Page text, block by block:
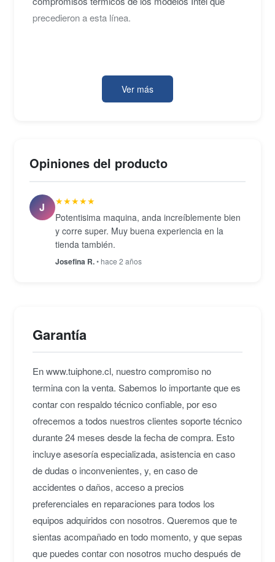
precedieron a esta línea.
mantiene el factor de forma compacto que
caracteriza al Mac Mini, mientras que la
(802.11ax) y Bluetooth 5.0 completan el conjunto
ecosistema Mac y buscan una unidad de escritorio
silenciosa y densa en rendimiento, este Mac Mini
seminuevo representa una incorporación directa y
sin fricciones.
Ver más
Opiniones del producto
J
★★★★★
Potentisima maquina, anda increíblemente bien
y corre super. Muy buena experiencia en la
tienda también.
Josefina R.• hace 2 años
Garantía
En www.tuiphone.cl, nuestro compromiso no
termina con la venta. Sabemos lo importante que es
contar con respaldo técnico confiable, por eso
ofrecemos a todos nuestros clientes soporte técnico
durante 24 meses desde la fecha de compra. Esto
incluye asesoría especializada, asistencia en caso
de dudas o inconvenientes, y, en caso de
accidentes o daños, acceso a precios
preferenciales en reparaciones para todos los
equipos adquiridos con nosotros. Queremos que te
sientas acompañado en todo momento, y que sepas
que puedes contar con nosotros mucho después de